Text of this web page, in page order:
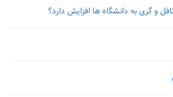
و گری به دانشگاه ها افزایش دارد؟